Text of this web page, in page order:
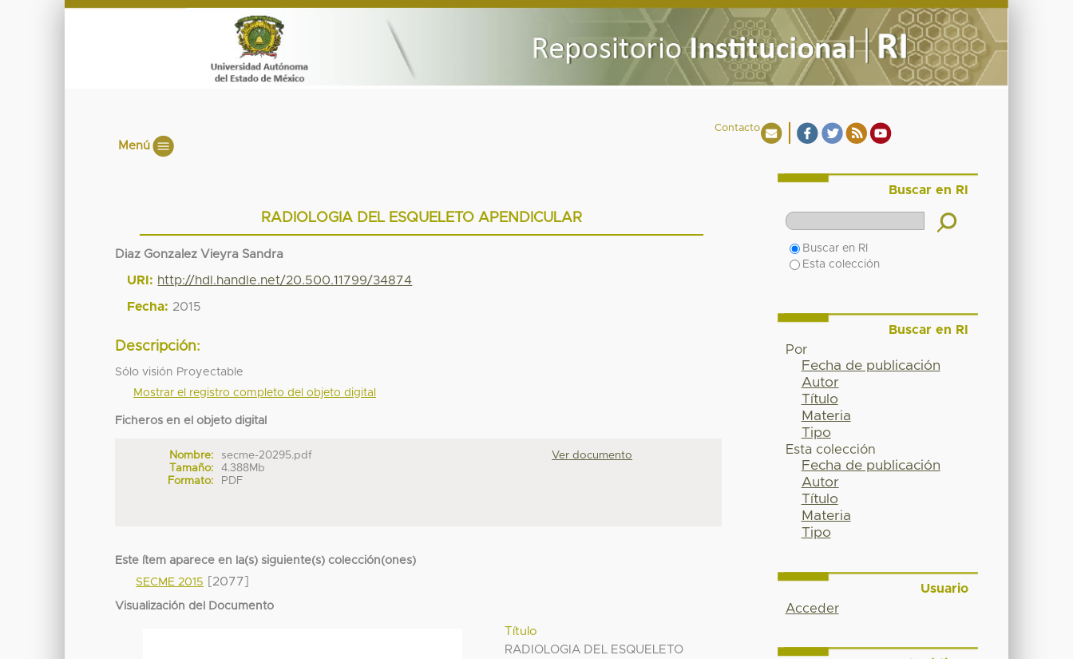
Contacto
Menú
RADIOLOGIA DEL ESQUELETO APENDICULAR
Diaz Gonzalez Vieyra Sandra
URI: http://hdl.handle.net/20.500.11799/34874
Fecha: 2015
Descripción:
Sólo visión Proyectable
Mostrar el registro completo del objeto digital
Ficheros en el objeto digital
Nombre:
secme-20295.pdf
Tamaño:
4.388Mb
Formato:
PDF
Ver documento
Este ítem aparece en la(s) siguiente(s) colección(ones)
SECME 2015
[2077]
Visualización del Documento
Título
RADIOLOGIA DEL ESQUELETO
Buscar en RI
Buscar en RI
Esta colección
Buscar en RI
Por
Fecha de publicación
Autor
Título
Materia
Tipo
Esta colección
Fecha de publicación
Autor
Título
Materia
Tipo
Usuario
Acceder